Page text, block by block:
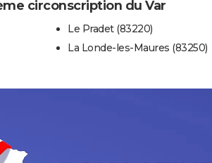
circonscription du Var
Le Pradet (83220)
La Londe-les-Maures (83250)